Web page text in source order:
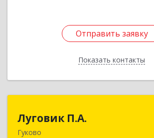
Отправить заявку
Показать контакты
Отправить заявку
Назад
Луговик П.А.
Гуково